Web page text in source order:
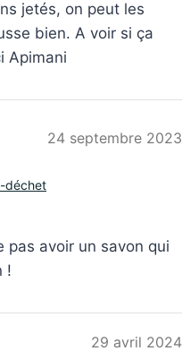
bien. A voir si ça
Apimani
avoir un savon qui
!
29 avril 2024